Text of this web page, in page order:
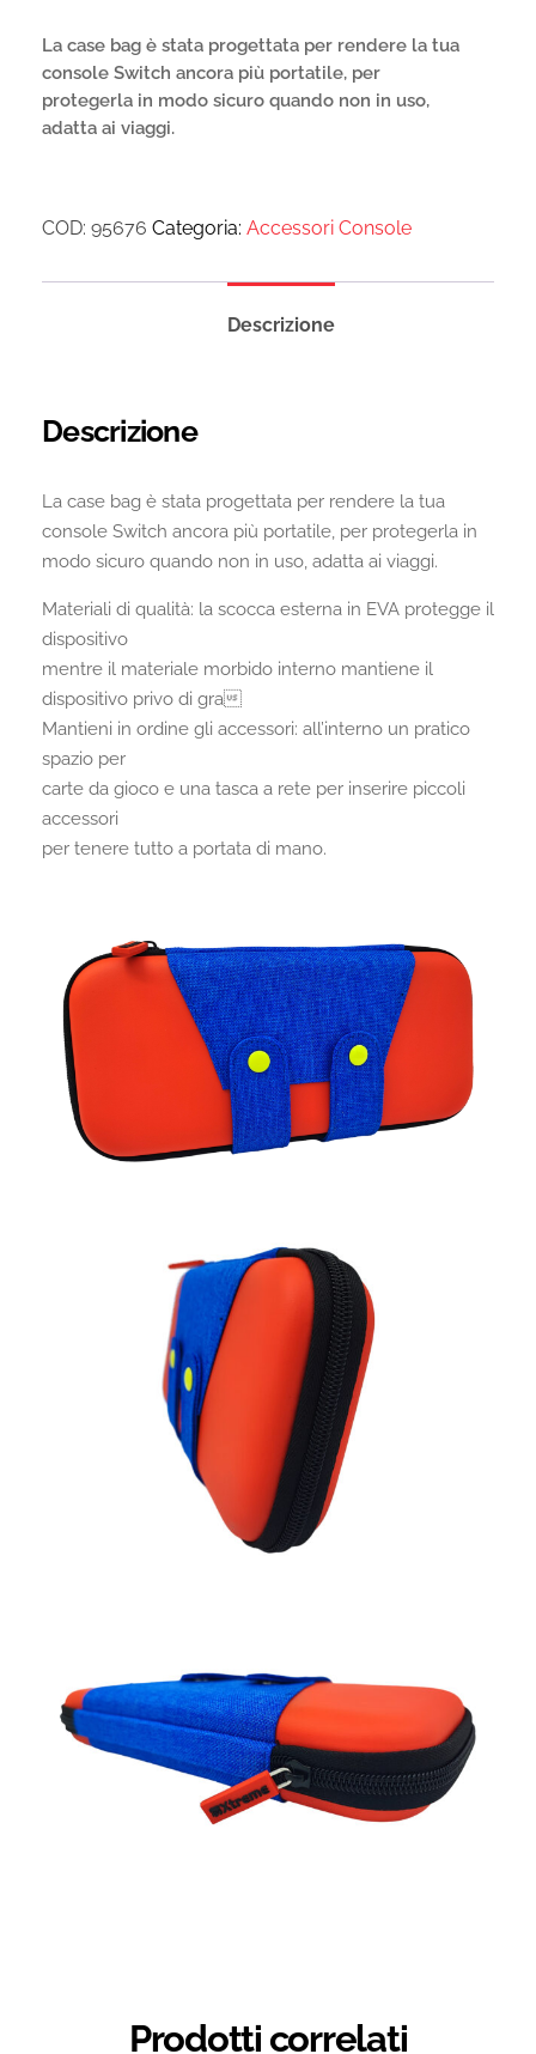
La case bag è stata progettata per rendere la tua
console Switch ancora più portatile, per
protegerla in modo sicuro quando non in uso,
adatta ai viaggi.
COD: 95676 Categoria: Accessori Console
Descrizione
Descrizione
La case bag è stata progettata per rendere la tua
console Switch ancora più portatile, per protegerla in
modo sicuro quando non in uso, adatta ai viaggi.
Materiali di qualità: la scocca esterna in EVA protegge il
dispositivo
mentre il materiale morbido interno mantiene il
dispositivo privo di gra
Mantieni in ordine gli accessori: all’interno un pratico
spazio per
carte da gioco e una tasca a rete per inserire piccoli
accessori
per tenere tutto a portata di mano.
Prodotti correlati